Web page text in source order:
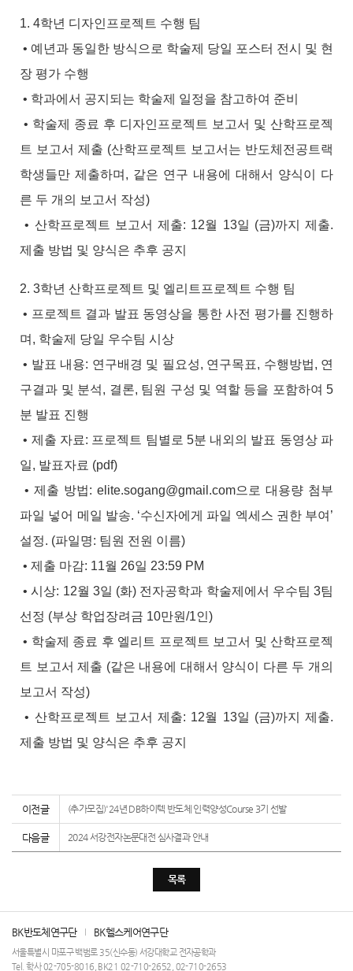
1. 4학년 디자인프로젝트 수행 팀
• 예년과 동일한 방식으로 학술제 당일 포스터 전시 및 현
장 평가 수행
• 학과에서 공지되는 학술제 일정을 참고하여 준비
• 학술제 종료 후 디자인프로젝트 보고서 및 산학프로젝
트 보고서 제출 (산학프로젝트 보고서는 반도체전공트랙
학생들만 제출하며, 같은 연구 내용에 대해서 양식이 다
른 두 개의 보고서 작성)
• 산학프로젝트 보고서 제출: 12월 13일 (금)까지 제출.
제출 방법 및 양식은 추후 공지
2. 3학년 산학프로젝트 및 엘리트프로젝트 수행 팀
• 프로젝트 결과 발표 동영상을 통한 사전 평가를 진행하
며, 학술제 당일 우수팀 시상
• 발표 내용: 연구배경 및 필요성, 연구목표, 수행방법, 연
구결과 및 분석, 결론, 팀원 구성 및 역할 등을 포함하여 5
분 발표 진행
• 제출 자료: 프로젝트 팀별로 5분 내외의 발표 동영상 파
일, 발표자료 (pdf)
• 제출 방법: elite.sogang@gmail.com으로 대용량 첨부
파일 넣어 메일 발송. ‘수신자에게 파일 엑세스 권한 부여’
설정. (파일명: 팀원 전원 이름)
• 제출 마감: 11월 26일 23:59 PM
• 시상: 12월 3일 (화) 전자공학과 학술제에서 우수팀 3팀
선정 (부상 학업장려금 10만원/1인)
• 학술제 종료 후 엘리트 프로젝트 보고서 및 산학프로젝
트 보고서 제출 (같은 내용에 대해서 양식이 다른 두 개의
보고서 작성)
• 산학프로젝트 보고서 제출: 12월 13일 (금)까지 제출.
제출 방법 및 양식은 추후 공지
이전글 (추가모집)'24년 DB하이텍 반도체 인력양성Course 3기 선발
다음글 2024 서강전자논문대전 심사결과 안내
목록
BK반도체연구단 BK헬스케어연구단
서울특별시 마포구 백범로 35(신수동) 서강대학교 전자공학과
Tel. 학사 02-705-8016, BK21 02-710-2652, 02-710-2653